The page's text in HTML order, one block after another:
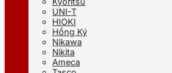
UNI-T
HIOKI
Hồng Ký
Nikawa
Nikita
Ameca